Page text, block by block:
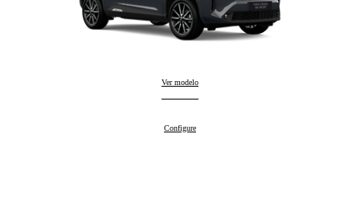
Yaris Cross
Ver modelo
Yaris Cross
Configure